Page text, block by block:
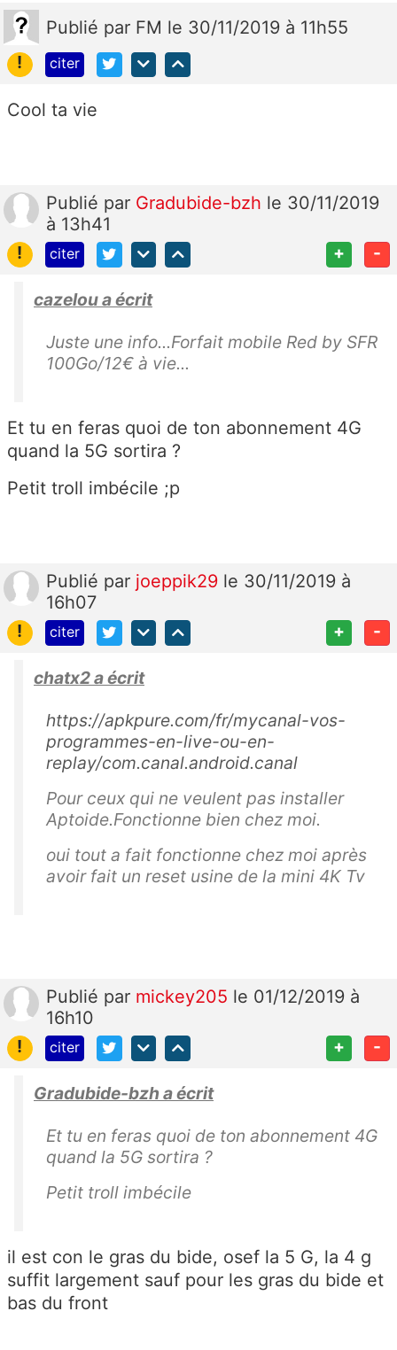
Publié par FM le 30/11/2019 à 11h55
!
citer
Cool ta vie
Publié par Gradubide-bzh le 30/11/2019
à 13h41
!
citer + -
cazelou a écrit
Juste une info...Forfait mobile Red by SFR
100Go/12€ à vie...
Et tu en feras quoi de ton abonnement 4G
quand la 5G sortira ?
Petit troll imbécile ;p
Publié par joeppik29 le 30/11/2019 à
16h07
!
citer + -
chatx2 a écrit
https://apkpure.com/fr/mycanal-vos-
programmes-en-live-ou-en-
replay/com.canal.android.canal
Pour ceux qui ne veulent pas installer
Aptoide.Fonctionne bien chez moi.
oui tout a fait fonctionne chez moi après
avoir fait un reset usine de la mini 4K Tv
Publié par mickey205 le 01/12/2019 à
16h10
!
citer + -
Gradubide-bzh a écrit
Et tu en feras quoi de ton abonnement 4G
quand la 5G sortira ?
Petit troll imbécile
il est con le gras du bide, osef la 5 G, la 4 g
suffit largement sauf pour les gras du bide et
bas du front